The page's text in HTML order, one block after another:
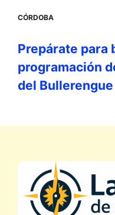
CÓRDOBA
Prepárate para
programación
del Bullerengue